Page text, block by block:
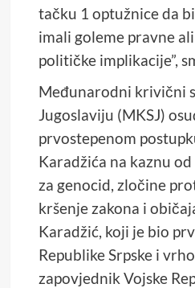
tačku 1 optužnice da
imali goleme pravne
političke implikacije”,
Međunarodni krivični
Jugoslaviju (MKSJ)
prvostepenom
Karadžića na kaznu
za genocid, zločine
kršenje zakona i
Karadžić, koji je bio
Republike Srpske i
zapovjednik Vojske